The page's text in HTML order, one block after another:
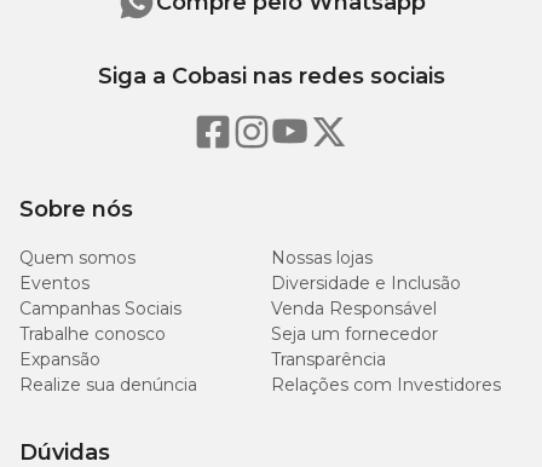
Sobre nós
Quem somos
Nossas lojas
Eventos
Diversidade e Inclusão
Campanhas Sociais
Venda Responsável
Trabalhe conosco
Seja um fornecedor
Expansão
Transparência
Realize sua denúncia
Relações com Investidores
Dúvidas
Siga a Cobasi nas redes sociais